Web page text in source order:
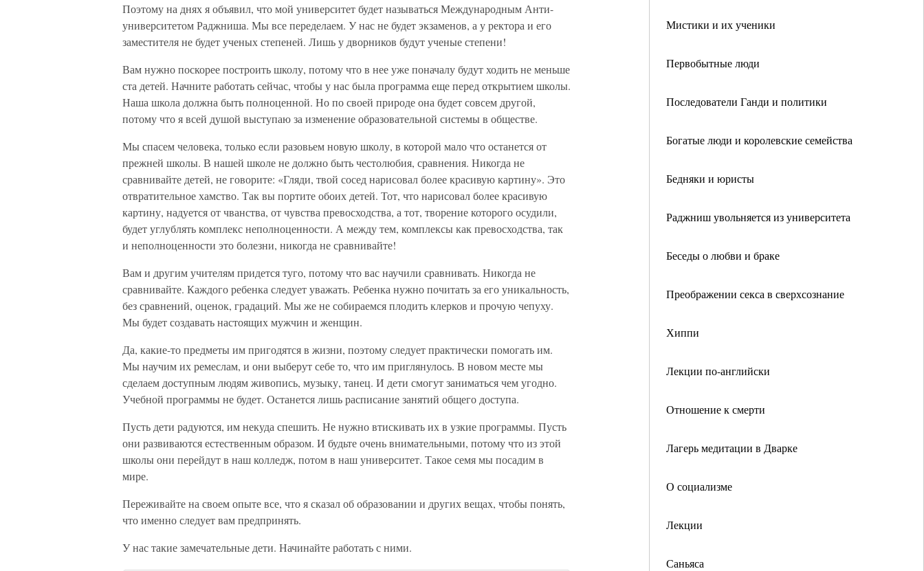
Мистики и их ученики
Первобытные люди
Последователи Ганди и политики
Богатые люди и королевские семейства
Бедняки и юристы
Раджниш увольняется из университета
Беседы о любви и браке
Преображении секса в сверхсознание
Хиппи
Лекции по-английски
Отношение к смерти
Лагерь медитации в Дварке
О социализме
Лекции
Саньяса
Поэтому на днях я объявил, что мой университет будет называться Международным Анти-
университетом Раджниша. Мы все переделаем. У нас не будет экзаменов, а у ректора и его
заместителя не будет ученых степеней. Лишь у дворников будут ученые степени!
Вам нужно поскорее построить школу, потому что в нее уже поначалу будут ходить не меньше
ста детей. Начните работать сейчас, чтобы у нас была программа еще перед открытием школы.
Наша школа должна быть полноценной. Но по своей природе она будет совсем другой,
потому что я всей душой выступаю за изменение образовательной системы в обществе.
Мы спасем человека, только если разовьем новую школу, в которой мало что останется от
прежней школы. В нашей школе не должно быть честолюбия, сравнения. Никогда не
сравнивайте детей, не говорите: «Гляди, твой сосед нарисовал более красивую картину». Это
отвратительное хамство. Так вы портите обоих детей. Тот, что нарисовал более красивую
картину, надуется от чванства, от чувства превосходства, а тот, творение которого осудили,
будет углублять комплекс неполноценности. А между тем, комплексы как превосходства, так
и неполноценности это болезни, никогда не сравнивайте!
Вам и другим учителям придется туго, потому что вас научили сравнивать. Никогда не
сравнивайте. Каждого ребенка следует уважать. Ребенка нужно почитать за его уникальность,
без сравнений, оценок, градаций. Мы же не собираемся плодить клерков и прочую чепуху.
Мы будет создавать настоящих мужчин и женщин.
Да, какие-то предметы им пригодятся в жизни, поэтому следует практически помогать им.
Мы научим их ремеслам, и они выберут себе то, что им приглянулось. В новом месте мы
сделаем доступным людям живопись, музыку, танец. И дети смогут заниматься чем угодно.
Учебной программы не будет. Останется лишь расписание занятий общего доступа.
Пусть дети радуются, им некуда спешить. Не нужно втискивать их в узкие программы. Пусть
они развиваются естественным образом. И будьте очень внимательными, потому что из этой
школы они перейдут в наш колледж, потом в наш университет. Такое семя мы посадим в
мире.
Переживайте на своем опыте все, что я сказал об образовании и других вещах, чтобы понять,
что именно следует вам предпринять.
У нас такие замечательные дети. Начинайте работать с ними.